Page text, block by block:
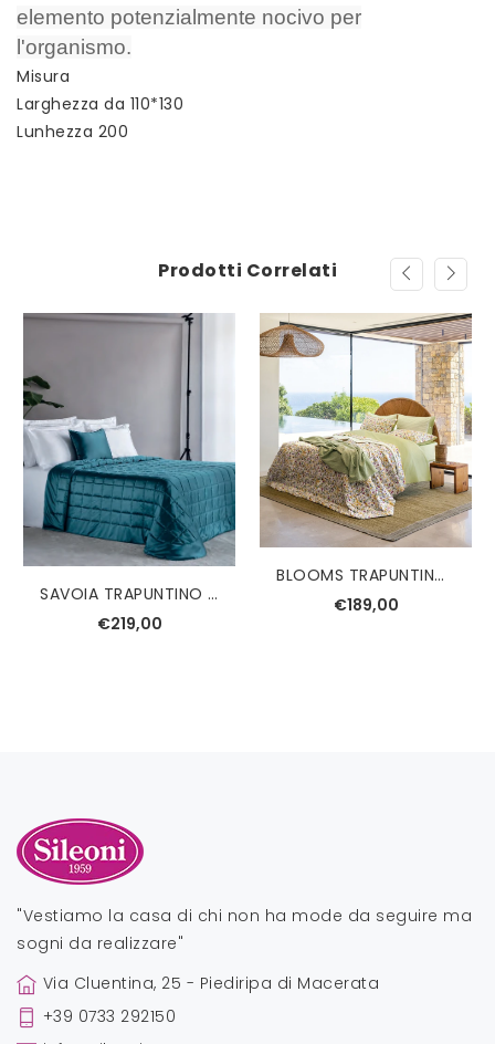
elemento potenzialmente nocivo per
l'organismo.
Misura
Larghezza da 110*130
Lunhezza 200
Prodotti Correlati
SAVOIA TRAPUNTINO MATRIMONIALE REEVER
€219,00
BLOOMS TRAPUNTINO SINGOLO FAZZINI
€189,00
"Vestiamo la casa di chi non ha mode da seguire ma
sogni da realizzare"
Via Cluentina, 25 - Piediripa di Macerata
+39 0733 292150